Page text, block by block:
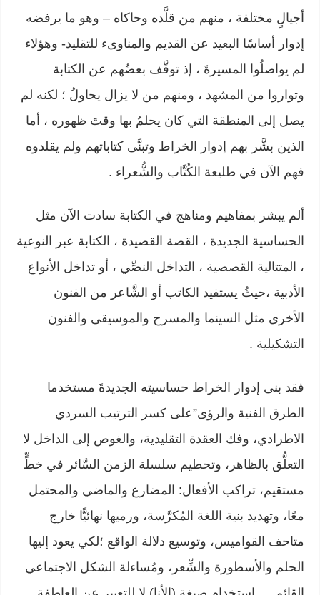
أجيالٍ مختلفة ، منهم من قلَّده وحاكاه – وهو ما يرفضه
إدوار أساسًا البعيد عن القديم والمناوىء للتقليد- وهؤلاء
لم يواصلُوا المسيرةَ ، إذ توقَّف بعضُهم عن الكتابة
وتواروا من المشهد ، ومنهم من لا يزال يحاولُ ؛ لكنه لم
يصل إلى المنطقة التي كان يحلمُ بها وقتَ ظهوره ، أما
الذين بشَّر بهم إدوار الخراط وتبنَّى كتاباتهم ولم يقلدوه
فهم الآن في طليعة الكُتَّاب والشُّعراء .
ألم يبشر بمفاهيم ومناهج في الكتابة سادت الآن مثل
الحساسية الجديدة ، القصة القصيدة ، الكتابة عبر النوعية
، المتتالية القصصية ، التداخل النصِّي ، أو تداخل الأنواع
الأدبية ،حيثُ يستفيد الكاتب أو الشَّاعر من الفنون
الأخرى مثل السينما والمسرح والموسيقى والفنون
التشكيلية .
فقد بنى إدوار الخراط حساسيته الجديدةَ مستخدما
الطرق الفنية والرؤى”على كسر الترتيب السردي
الاطرادي، وفك العقدة التقليدية، والغوص إلى الداخل لا
التعلُّق بالظاهر، وتحطيم سلسلة الزمن السَّائر في خطٍّ
مستقيم، تراكب الأفعال: المضارع والماضي والمحتمل
معًا، وتهديد بنية اللغة المُكرَّسة، ورميها نهائيًّا خارج
متاحف القواميس، وتوسيع دلالة الواقع ؛لكي يعود إليها
الحلم والأسطورة والشِّعر، ومُساءلة الشكل الاجتماعي